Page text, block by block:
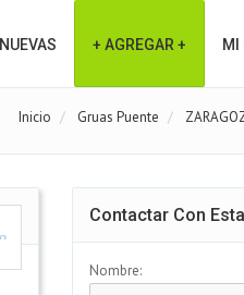
NUEVAS + AGREGAR + MI
Inicio Gruas Puente
Contactar Con
Nombre: